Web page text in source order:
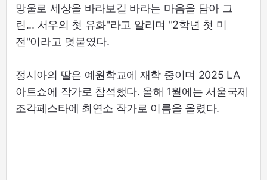
망울로 세상을 바라보길 바라는 마음을 담아 그
린... 서우의 첫 유화"라고 알리며 "2학년 첫 미
전"이라고 덧붙였다.
정시아의 딸은 예원학교에 재학 중이며 2025 LA
아트쇼에 작가로 참석했다. 올해 1월에는 서울국제
조각페스타에 최연소 작가로 이름을 올렸다.